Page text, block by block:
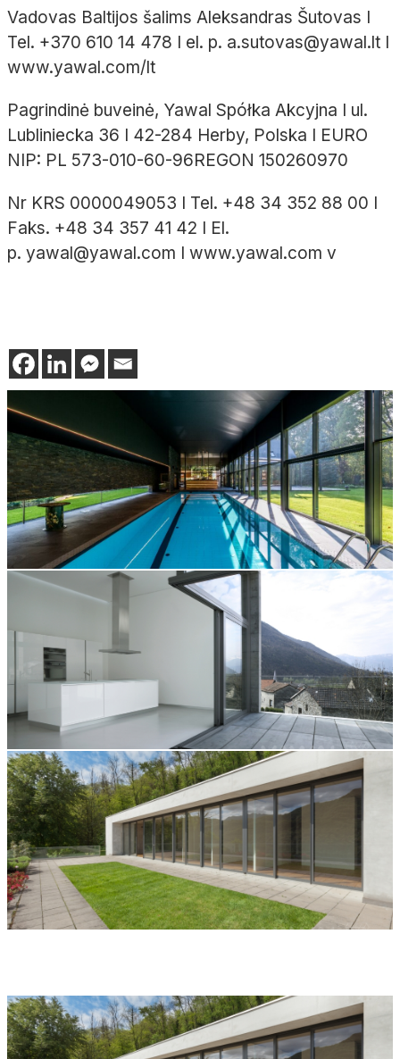
Vadovas Baltijos šalims Aleksandras Šutovas I
Tel. +370 610 14 478 I el. p. a.sutovas@yawal.lt I
www.yawal.com/lt
Pagrindinė buveinė, Yawal Spółka Akcyjna I ul.
Lubliniecka 36 I 42-284 Herby, Polska I EURO
NIP: PL 573-010-60-96REGON 150260970
Nr KRS 0000049053 I Tel. +48 34 352 88 00 I
Faks. +48 34 357 41 42 I El.
p. yawal@yawal.com I www.yawal.com v